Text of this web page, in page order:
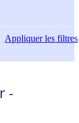
Appliquerles filtres
-